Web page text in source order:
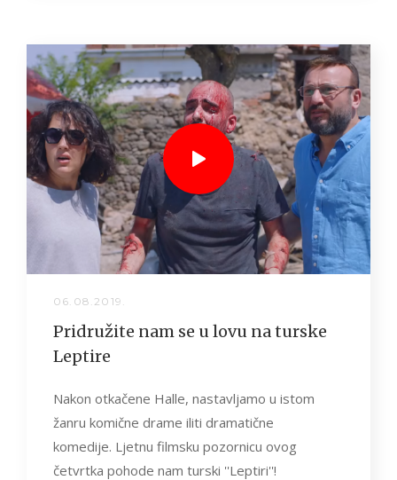
06.08.2019.
Pridružite nam se u lovu na turske
Leptire
Nakon otkačene Halle, nastavljamo u istom
žanru komične drame iliti dramatične
komedije. Ljetnu filmsku pozornicu ovog
četvrtka pohode nam turski ''Leptiri''!